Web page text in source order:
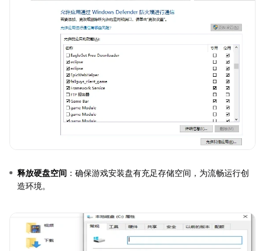
释放硬盘空间 ：确保游戏安装盘有充足存储空间，为流畅运行创
造环境。